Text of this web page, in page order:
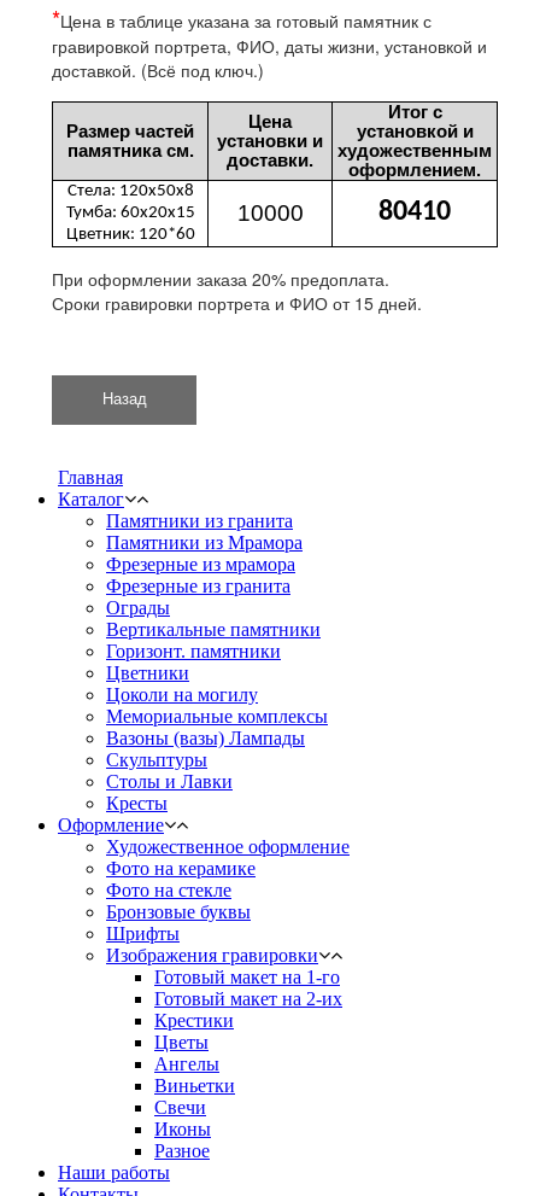
*Цена в таблице указана за готовый памятник с
гравировкой портрета, ФИО, даты жизни, установкой и
доставкой. (Всё под ключ.)
Размер частей
памятника см.
Цена
установки и
доставки.
Итог с
установкой и
художественным
оформлением.
Стела: 120х50х8
Тумба: 60х20х15
Цветник: 120*60
10000 80410
При оформлении заказа 20% предоплата.
Сроки гравировки портрета и ФИО от 15 дней.
Главная
Каталог
Памятники из гранита
Памятники из Мрамора
Фрезерные из мрамора
Фрезерные из гранита
Ограды
Вертикальные памятники
Горизонт. памятники
Цветники
Цоколи на могилу
Мемориальные комплексы
Вазоны (вазы) Лампады
Скульптуры
Столы и Лавки
Кресты
Оформление
Художественное оформление
Фото на керамике
Фото на стекле
Бронзовые буквы
Шрифты
Изображения гравировки
Готовый макет на 1-го
Готовый макет на 2-их
Крестики
Цветы
Ангелы
Виньетки
Свечи
Иконы
Разное
Наши работы